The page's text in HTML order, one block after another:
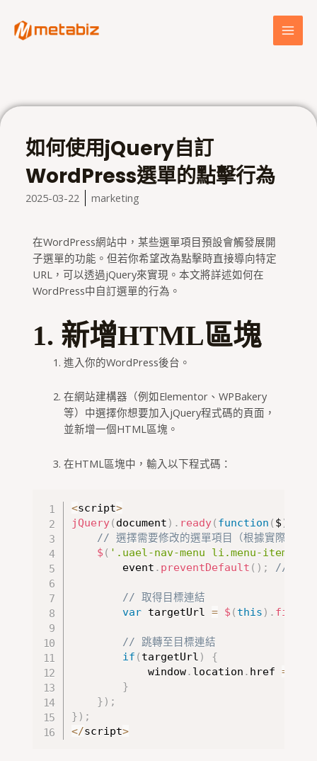
如何使用jQuery自訂
WordPress選單的點擊行為
2025-03-22 marketing
在WordPress網站中，某些選單項目預設會觸發展開
子選單的功能。但若你希望改為點擊時直接導向特定
URL，可以透過jQuery來實現。本文將詳述如何在
WordPress中自訂選單的行為。
1. 新增HTML區塊
進入你的WordPress後台。
在網站建構器（例如Elementor、WPBakery
等）中選擇你想要加入jQuery程式碼的頁面，
並新增一個HTML區塊。
在HTML區塊中，輸入以下程式碼：
<script>
jQuery( document ) . ready( function ( $ )
// 選擇需要修改的選單項目（根據實際情況
$ ( '.uael-nav-menu li.menu-item'
        event
. preventDefault ( ) ; // 阻止
// 取得目標連結
var targetUrl = $ ( this ) . find
// 跳轉至目標連結
if ( targetUrl )
{
            window
. location . href =
}
} ) ;
} ) ;
</script>